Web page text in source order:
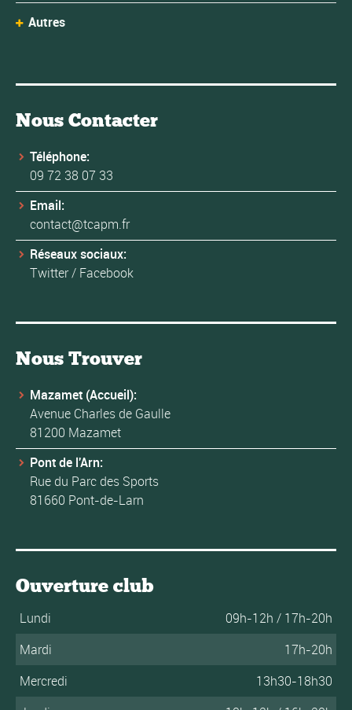
Autres
Nous Contacter
Téléphone:
09 72 38 07 33
Email:
contact@tcapm.fr
Réseaux sociaux:
Twitter/ Facebook
Nous Trouver
Mazamet (Accueil):
Avenue Charles de Gaulle
81200 Mazamet
Pont de l'Arn:
Rue du Parc des Sports
81660 Pont-de-Larn
Ouverture club
Lundi
09h-12h / 17h-20h
Mardi
17h-20h
Mercredi
13h30-18h30